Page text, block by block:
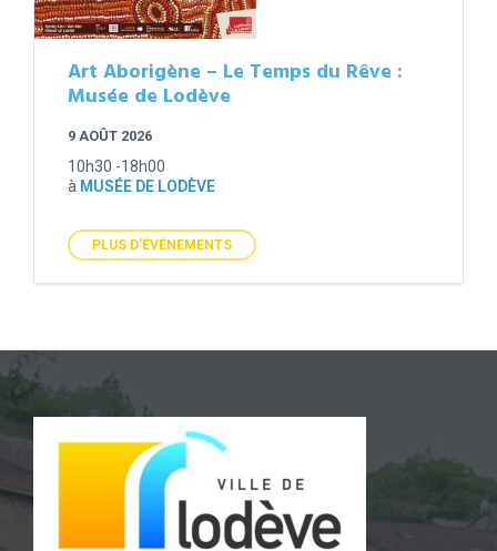
Art Aborigène – Le Temps du Rêve :
Musée de Lodève
9 AOÛT 2026
10h30 -18h00
à MUSÉE DE LODÈVE
PLUS D'ÉVÉNEMENTS